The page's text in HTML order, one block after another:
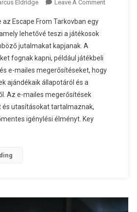
Eldridge Leave A CommentOn
Igénylési
Escape From Tarkovban egy
lehetővé teszi a játékosok
jutalmakat kapjanak. A
fognak kapni, például játékbeli
e-mailes megerősítéseket, hogy
ajándékaik állapotáról és a
Az e-mailes megerősítések
utasításokat tartalmaznak,
igénylési élményt. Key